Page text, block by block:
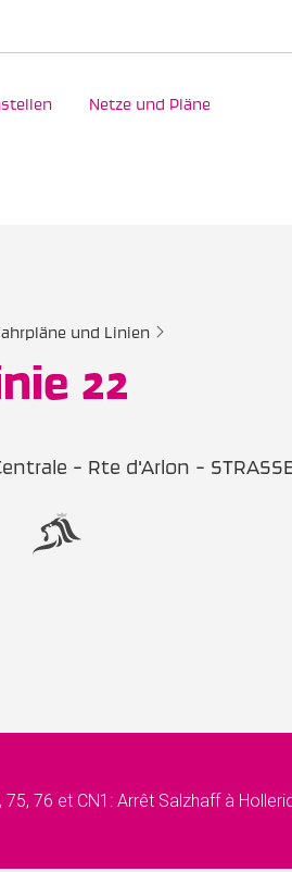
Netze und Pläne
und Linien
22
- Rte d'Arlon -
75, 76 et CN1: Arrêt Salzhaff à